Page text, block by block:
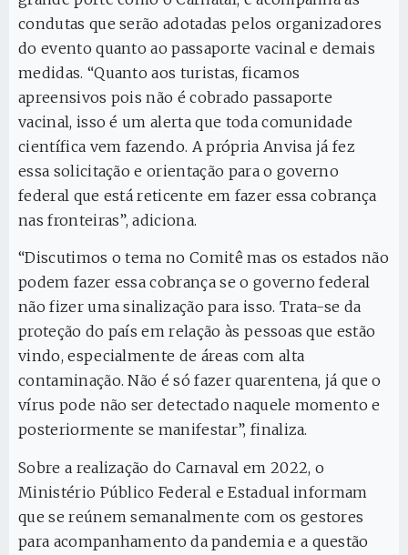
condutas que serão adotadas pelos organizadores
do evento quanto ao passaporte vacinal e demais
medidas. “Quanto aos turistas, ficamos
apreensivos pois não é cobrado passaporte
vacinal, isso é um alerta que toda comunidade
científica vem fazendo. A própria Anvisa já fez
essa solicitação e orientação para o governo
federal que está reticente em fazer essa cobrança
nas fronteiras”, adiciona.
“Discutimos o tema no Comitê mas os estados não
podem fazer essa cobrança se o governo federal
não fizer uma sinalização para isso. Trata-se da
proteção do país em relação às pessoas que estão
vindo, especialmente de áreas com alta
contaminação. Não é só fazer quarentena, já que o
vírus pode não ser detectado naquele momento e
posteriormente se manifestar”, finaliza.
Sobre a realização do Carnaval em 2022, o
Ministério Público Federal e Estadual informam
que se reúnem semanalmente com os gestores
para acompanhamento da pandemia e a questão